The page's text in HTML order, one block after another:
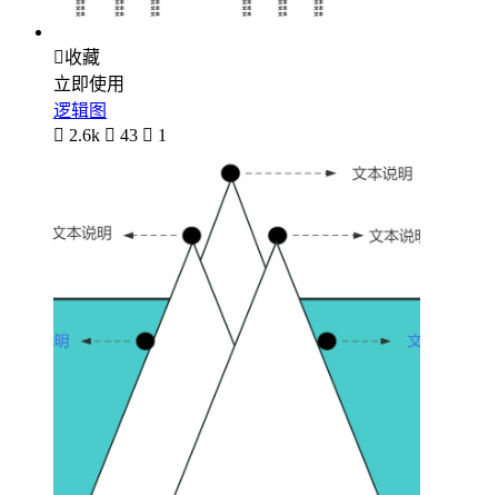
收藏
立即使用
逻辑图
 2.6k  43  1